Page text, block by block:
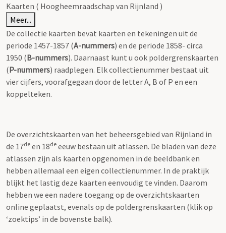
Kaarten ( Hoogheemraadschap van Rijnland )
Meer...
De collectie kaarten bevat kaarten en tekeningen uit de
periode 1457-1857 (A-nummers) en de periode 1858- circa
1950 (B-nummers). Daarnaast kunt u ook poldergrenskaarten
(P-nummers) raadplegen. Elk collectienummer bestaat uit
vier cijfers, voorafgegaan door de letter A, B of P en een
koppelteken.
De overzichtskaarten van het beheersgebied van Rijnland in
de 17de en 18de eeuw bestaan uit atlassen. De bladen van deze
atlassen zijn als kaarten opgenomen in de beeldbank en
hebben allemaal een eigen collectienummer. In de praktijk
blijkt het lastig deze kaarten eenvoudig te vinden. Daarom
hebben we een nadere toegang op de overzichtskaarten
online geplaatst, evenals op de poldergrenskaarten (klik op
‘zoektips’ in de bovenste balk).